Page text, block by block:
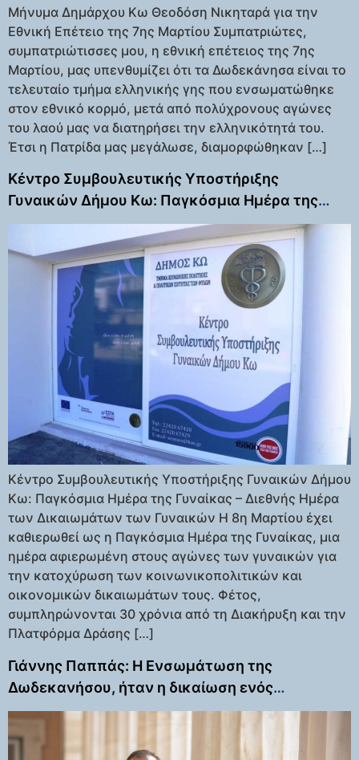
Μήνυμα Δημάρχου Κω Θεοδόση Νικηταρά για την
Εθνική Επέτειο της 7ης Μαρτίου Συμπατριώτες,
συμπατριώτισσες μου, η εθνική επέτειος της 7ης
Μαρτίου, μας υπενθυμίζει ότι τα Δωδεκάνησα είναι το
τελευταίο τμήμα ελληνικής γης που ενσωματώθηκε
στον εθνικό κορμό, μετά από πολύχρονους αγώνες
του λαού μας να διατηρήσει την ελληνικότητά του.
Έτσι η Πατρίδα μας μεγάλωσε, διαμορφώθηκαν […]
Κέντρο Συμβουλευτικής Υποστήριξης
Γυναικών Δήμου Κω: Παγκόσμια Ημέρα της
Γυναίκας – Διεθνής Ημέρα των Δικαιωμάτων
των Γυναικών
Κέντρο Συμβουλευτικής Υποστήριξης Γυναικών Δήμου
Κω: Παγκόσμια Ημέρα της Γυναίκας – Διεθνής Ημέρα
των Δικαιωμάτων των Γυναικών Η 8η Μαρτίου έχει
καθιερωθεί ως η Παγκόσμια Ημέρα της Γυναίκας, μια
ημέρα αφιερωμένη στους αγώνες των γυναικών για
την κατοχύρωση των κοινωνικοπολιτικών και
οικονομικών δικαιωμάτων τους. Φέτος,
συμπληρώνονται 30 χρόνια από τη Διακήρυξη και την
Πλατφόρμα Δράσης […]
Γιάννης Παππάς: Η Ενσωμάτωση της
Δωδεκανήσου, ήταν η δικαίωση ενός
μακροχρόνιου αγώνα των νησιωτών μας